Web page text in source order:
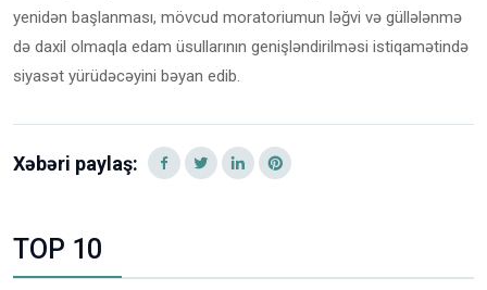
yenidən başlanması, mövcud moratoriumun ləğvi və güllələnmə
də daxil olmaqla edam üsullarının genişləndirilməsi istiqamətində
siyasət yürüdəcəyini bəyan edib.
Xəbəri paylaş:
TOP 10